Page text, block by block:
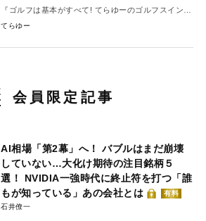
『ゴルフは基本がすべて! てらゆーのゴルフスイング
大全』#2
てらゆー
会員限定記事
AI相場「第2幕」へ！ バブルはまだ崩壊
していない…大化け期待の注目銘柄５
選！ NVIDIA一強時代に終止符を打つ「誰
もが知っている」あの会社とは
有料
石井僚一